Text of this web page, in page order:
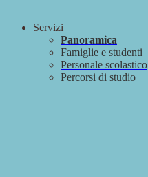
Servizi
Panoramica
Famiglie e studenti
Personale scolastico
Percorsi di studio